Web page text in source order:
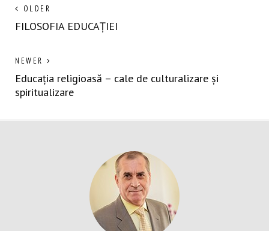
Navigare
în
articole
OLDER
post:
FILOSOFIA EDUCAȚIEI
NEWER
post:
Educația religioasă – cale de culturalizare și
spiritualizare